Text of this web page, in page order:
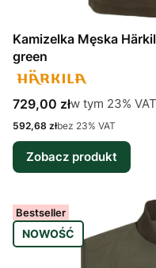
Kamizelka Męska
green
Cena brutto
729,00 złw tym %s VAT
w tym 23% VAT
Cena netto
592,68 złbez 23% VAT
Zobacz produkt
Bestseller
NOWOŚĆ